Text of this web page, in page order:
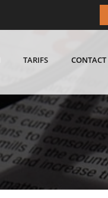
TARIFS CONTACT